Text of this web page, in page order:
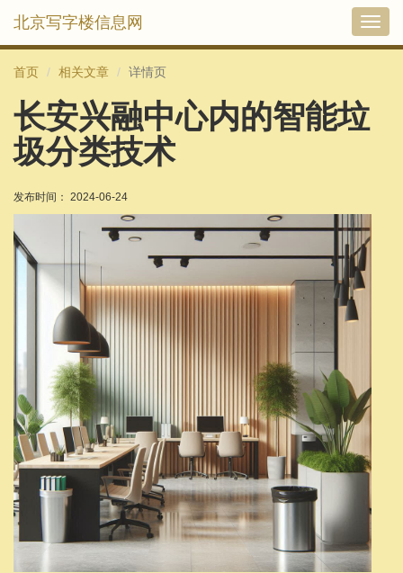
切
北京写字楼信息网
首页 相关文章 详情页
长安兴融中心内的智能垃
圾分类技术
发布时间： 2024-06-24